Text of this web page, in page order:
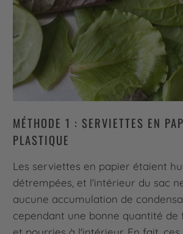
MÉTHODE 1 : SERVIETTES EN
PLASTIQUE
Les serviettes en papier étaient
détrempées, et l'intérieur du sac
aucune accumulation de
cependant une bonne quantité de